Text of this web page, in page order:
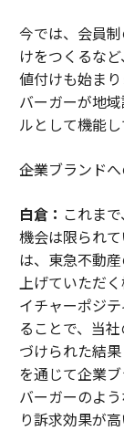
今では、会員
けをつくるな
値付けも始ま
バーガーが地
ルとして機能
――企業ブランド
白倉： これま
機会は限られ
は、東急不動
上げていただ
イチャーポジ
ることで、当
づけられた結
を通じて企業
バーガーのよ
り訴求効果が高